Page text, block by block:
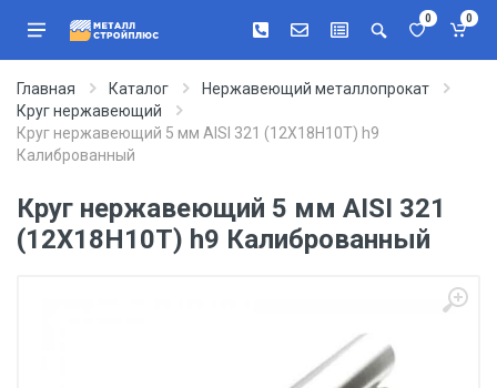
0 0
Главная Каталог
Нержавеющий металлопрокат
Круг нержавеющий
Круг нержавеющий 5 мм AISI 321 (12Х18Н10Т) h9
Калиброванный
Круг нержавеющий 5 мм AISI 321
(12Х18Н10Т) h9 Калиброванный